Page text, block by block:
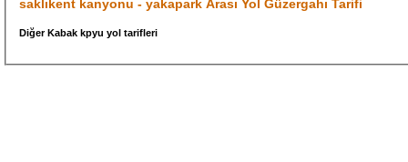
saklıkent kanyonu - yakapark Arası Yol Güzergahı Tarifi
Diğer Kabak kpyu yol tarifleri